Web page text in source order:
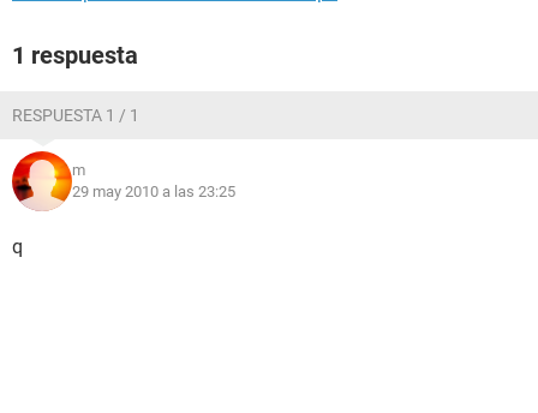
1 respuesta
RESPUESTA 1 / 1
m
29 may 2010 a las 23:25
q